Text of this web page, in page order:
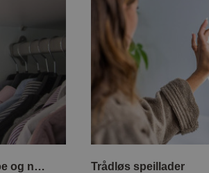
LED-lyslist for garderobe og nattbelysning Trådløs speillader